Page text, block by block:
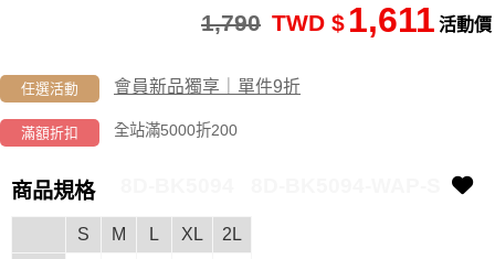
活動價
1,611
TWD $
1,790
任選活動 會員新品獨享｜單件9折
滿額折扣 全站滿5000折200
商品規格
S M L XL 2L